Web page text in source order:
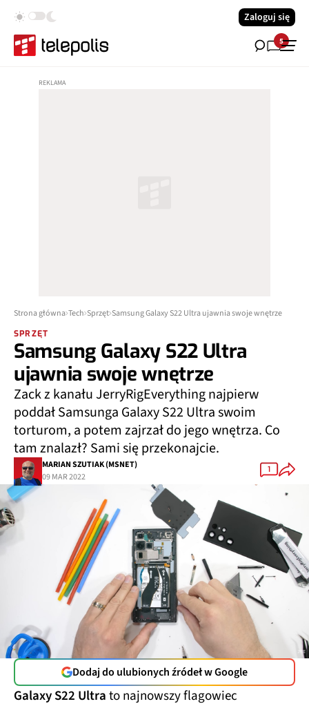
Zaloguj się
5
Strona główna Tech Sprzęt Samsung Galaxy S22 Ultra ujawnia swoje wnętrze
SPRZĘT
Samsung Galaxy S22 Ultra
ujawnia swoje wnętrze
Zack z kanału JerryRigEverything najpierw
poddał Samsunga Galaxy S22 Ultra swoim
torturom, a potem zajrzał do jego wnętrza. Co
tam znalazł? Sami się przekonajcie.
MARIAN SZUTIAK (MSNET)
09 MAR 2022
1
Dodaj do ulubionych źródeł w Google
Galaxy S22 Ultrato najnowszy flagowiec